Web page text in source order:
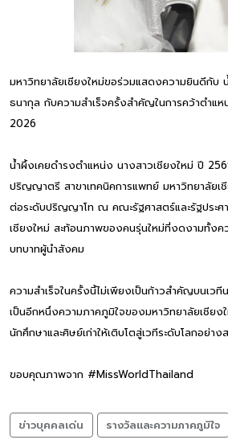
มหาวิทยาลัยเชียงใหม่ขอร่วมแสดงความยินดีกับ
ธนากุล กับความสำเร็จครั้งสำคัญในการคว้าตำ
2026
น้ำผึ้งเคยดำรงตำแหน่ง นางสาวเชียงใหม่ ปี
ปริญญาตรี สาขาเทคนิคการแพทย์ มหาวิทยาลัยเ
ต่อระดับปริญญาโท ณ คณะรัฐศาสตร์และรัฐประศ
เชียงใหม่ สะท้อนภาพของคนรุ่นใหม่ที่งดงามทั้งค
บทบาทผู้นำสังคม
ความสำเร็จในครั้งนี้ไม่เพียงเป็นก้าวสำคัญบนเวที
เป็นอีกหนึ่งความภาคภูมิใจของมหาวิทยาลัยเชีย
นักศึกษาและศิษย์เก่าให้เติบโตสู่เวทีระดับโลกอย่าง
ขอบคุณภาพจาก #MissWorldThailand
ข่าวบุคคลเด่น รางวัลและความภาคภูมิใจ